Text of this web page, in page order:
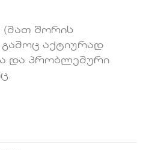
(მათ შორის
აქტიურად
და პრობლემური